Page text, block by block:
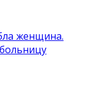
женщина.